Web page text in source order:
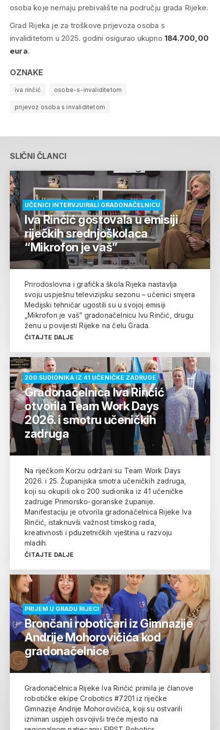
osoba koje nemaju prebivalište na području grada Rijeke.
Grad Rijeka je za troškove prijevoza osoba s
invaliditetom u 2025. godini osigurao ukupno184.700,00
eura.
OZNAKE
iva rinčić osobe-s-invaliditetom
prijevoz osoba s invaliditetom
SLIČNI ČLANCI
UČENICI INTERVJUIRALI GRADONAČELNICU
Iva Rinčić gostovala u emisiji
riječkih srednjoškolaca
“Mikrofon je vaš”
Prirodoslovna i grafička škola Rijeka nastavlja
svoju uspješnu televizijsku sezonu – učenici smjera
Medijski tehničar ugostili su u svojoj emisiji
„Mikrofon je vaš” gradonačelnicu Ivu Rinčić, drugu
ženu u povijesti Rijeke na čelu Grada.
ČITAJTE DALJE
200 SUDIONIKA IZ 41 UČENIČKE ZADRUGE
Gradonačelnica Iva Rinčić
otvorila Team Work Days
2026. i smotru učeničkih
zadruga
Na riječkom Korzu održani su Team Work Days
2026. i 25. Županijska smotra učeničkih zadruga,
koji su okupili oko 200 sudionika iz 41 učeničke
zadruge Primorsko-goranske županije.
Manifestaciju je otvorila gradonačelnica Rijeke Iva
Rinčić, istaknuvši važnost timskog rada,
kreativnosti i pduzetničkih vještina u razvoju
mladih.
ČITAJTE DALJE
PRIJEM U GRADU RIJECI
Brončani robotičari iz Gimnazije
Andrije Mohorovičića kod
gradonačelnice
Gradonačelnica Rijeke Iva Rinčić primila je članove
robotičke ekipe Crobotics #7201 iz riječke
Gimnazije Andrije Mohorovičića, koji su ostvarili
izniman uspjeh osvojivši treće mjesto na